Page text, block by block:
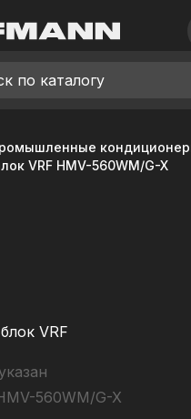
VRF HMV-560WM/G-X
VRF
560WM/G-X